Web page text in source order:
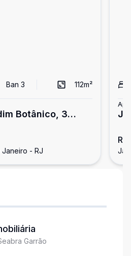
Ban3 112m²
Botânico, 3
- RJ
Garrão